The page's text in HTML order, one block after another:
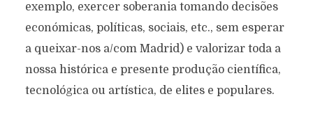
exemplo, exercer soberania tomando decisões
económicas, políticas, sociais, etc., sem esperar
a queixar-nos a/com Madrid) e valorizar toda a
nossa histórica e presente produção científica,
tecnológica ou artística, de elites e populares.